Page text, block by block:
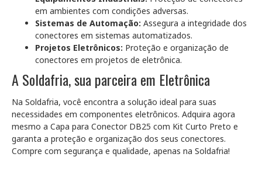
em ambientes com condições adversas.
Sistemas de Automação: Assegura a integridade dos
conectores em sistemas automatizados.
Projetos Eletrônicos: Proteção e organização de
conectores em projetos de eletrônica.
A Soldafria, sua parceira em Eletrônica
Na Soldafria, você encontra a solução ideal para suas
necessidades em componentes eletrônicos. Adquira agora
mesmo a Capa para Conector DB25 com Kit Curto Preto e
garanta a proteção e organização dos seus conectores.
Compre com segurança e qualidade, apenas na Soldafria!